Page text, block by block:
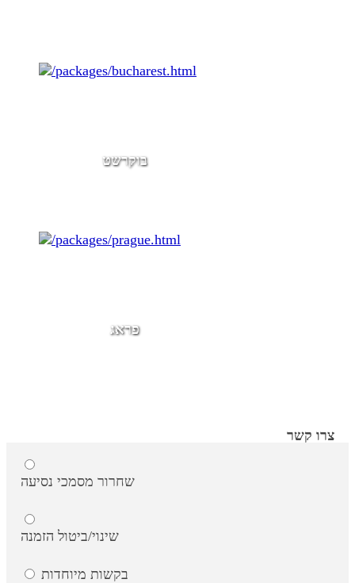
בוקרשט
פראג
צרו קשר
שחרור מסמכי נסיעה
שינוי/ביטול הזמנה
בקשות מיוחדות